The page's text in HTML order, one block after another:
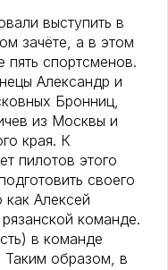
выступить в
зачёте, а в этом
спортсменов.
Александр и
Бронниц,
из Москвы и
края. К
пилотов этого
своего
Алексей
команде.
в команде
Таким образом, в